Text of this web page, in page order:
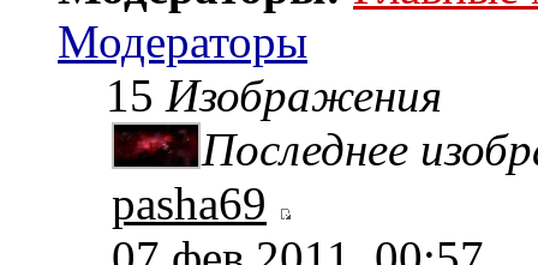
Модераторы
15 Изображения
Последнее
pasha69